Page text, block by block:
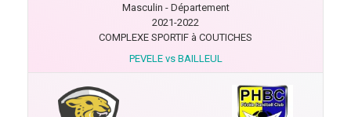
Masculin - Département
2021-2022
COMPLEXE SPORTIF à COUTICHES
PEVELE vs BAILLEUL